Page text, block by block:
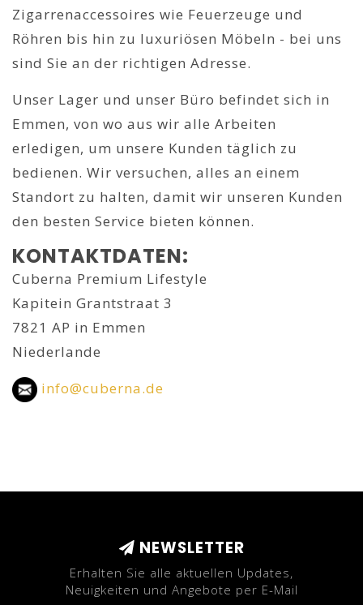
Zigarrenaccessoires wie Feuerzeuge und
Röhren bis hin zu luxuriösen Möbeln - bei uns
sind Sie an der richtigen Adresse.
Unser Lager und unser Büro befindet sich in
Emmen, von wo aus wir alle Arbeiten
erledigen, um unsere Kunden täglich zu
bedienen. Wir versuchen, alles an einem
Standort zu halten, damit wir unseren Kunden
den besten Service bieten können.
KONTAKTDATEN:
Cuberna Premium Lifestyle
Kapitein Grantstraat 3
7821 AP in Emmen
Niederlande
info@cuberna.de
NEWSLETTER
Erhalten Sie alle aktuellen Updates,
Neuigkeiten und Angebote per E-Mail